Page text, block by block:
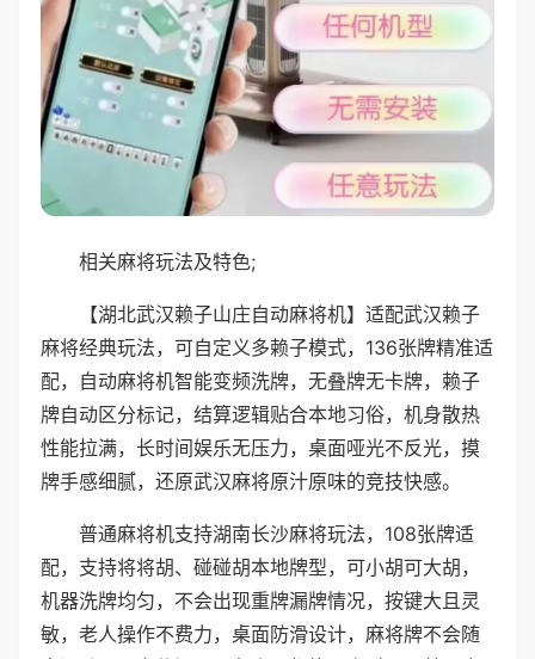
相关麻将玩法及特色;
【湖北武汉赖子山庄自动麻将机】适配武汉赖子
麻将经典玩法，可自定义多赖子模式，136张牌精准适
配，自动麻将机智能变频洗牌，无叠牌无卡牌，赖子
牌自动区分标记，结算逻辑贴合本地习俗，机身散热
性能拉满，长时间娱乐无压力，桌面哑光不反光，摸
牌手感细腻，还原武汉麻将原汁原味的竞技快感。
普通麻将机支持湖南长沙麻将玩法，108张牌适
配，支持将将胡、碰碰胡本地牌型，可小胡可大胡，
机器洗牌均匀，不会出现重牌漏牌情况，按键大且灵
敏，老人操作不费力，桌面防滑设计，麻将牌不会随